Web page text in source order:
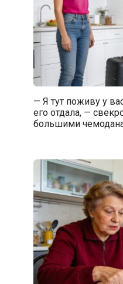
— Я тут поживу у
его отдала, —
большими